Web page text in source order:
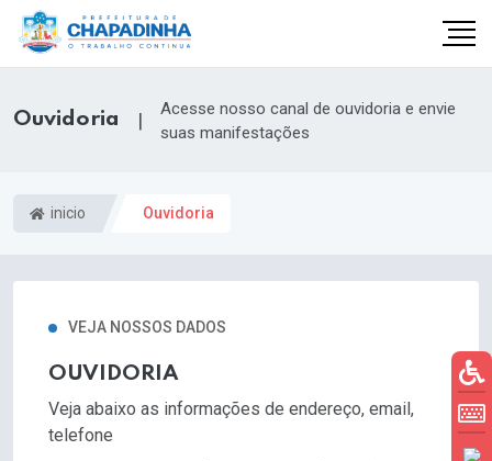
Ouvidoria |
Acesse nosso canal de ouvidoria e envie
suas manifestações
inicio Ouvidoria
VEJA NOSSOS DADOS
OUVIDORIA
Veja abaixo as informações de endereço, email,
telefone